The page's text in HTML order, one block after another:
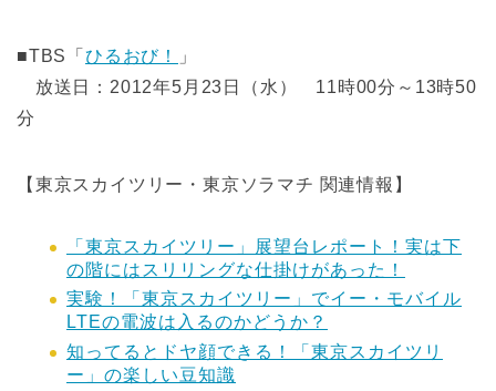
■TBS「 ひるおび！
」
放送日：2012年5月23日（水） 11時00分～13時50
分
【東京スカイツリー・東京ソラマチ 関連情報】
「東京スカイツリー」展望台レポート！実は下
の階にはスリリングな仕掛けがあった！
実験！「東京スカイツリー」でイー・モバイル
LTEの電波は入るのかどうか？
知ってるとドヤ顔できる！「東京スカイツリ
ー」の楽しい豆知識